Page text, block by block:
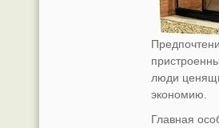
люди
экономию.
Главная